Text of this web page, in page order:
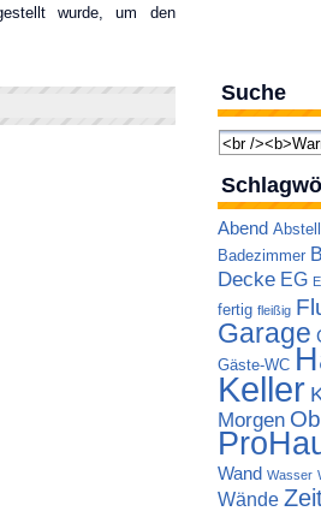
wurde, um den
Suche
Abend
Badezimmer
Decke EG
fertig fleißig
Garage
Gäste-WC
Keller
Morgen
Wand Wasser
Wände